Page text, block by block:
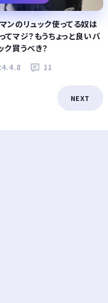
ンのリュック使ってる奴は
てマジ？もうちょっと良いバ
ク買うべき？
11
NEXT